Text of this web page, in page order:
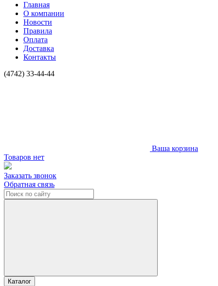
Главная
О компании
Новости
Правила
Оплата
Доставка
Контакты
(4742) 33-44-44
Ваша корзина
Товаров нет
Заказать звонок
Обратная связь
Каталог